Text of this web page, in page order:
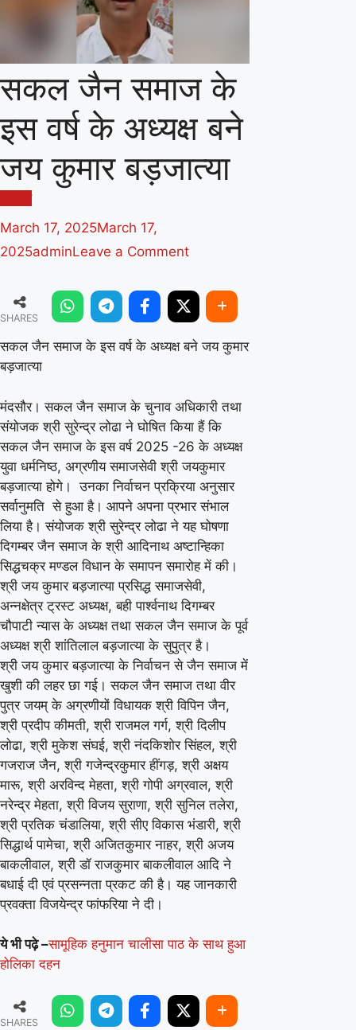
सकल जैन समाज के
इस वर्ष के अध्यक्ष बने
जय कुमार बड़जात्या
March 17, 2025March 17,
2025adminLeave a Commenton
जैन
समाज
के
अध्यक्ष
बने
जय
कुमार
बड़जात्या
SHARES
सकल जैन समाज के इस वर्ष के अध्यक्ष बने जय कुमार
बड़जात्या
मंदसौर। सकल जैन समाज के चुनाव अधिकारी तथा
संयोजक श्री सुरेन्द्र लोढा ने घोषित किया हैं कि
सकल जैन समाज के इस वर्ष 2025 -26 के अध्यक्ष
युवा धर्मनिष्ठ, अग्रणीय समाजसेवी श्री जयकुमार
बड़जात्या होगे। उनका निर्वाचन प्रक्रिया अनुसार
सर्वानुमति से हुआ है। आपने अपना प्रभार संभाल
लिया है। संयोजक श्री सुरेन्द्र लोढा ने यह घोषणा
दिगम्बर जैन समाज के श्री आदिनाथ अष्टान्हिका
सिद्धचक्र मण्डल विधान के समापन समारोह में की।
श्री जय कुमार बड़जात्या प्रसिद्ध समाजसेवी,
अन्नक्षेत्र ट्रस्ट अध्यक्ष, बही पार्श्वनाथ दिगम्बर
चौपाटी न्यास के अध्यक्ष तथा सकल जैन समाज के पूर्व
अध्यक्ष श्री शांतिलाल बड़जात्या के सुपुत्र है।
श्री जय कुमार बड़जात्या के निर्वाचन से जैन समाज में
खुशी की लहर छा गई। सकल जैन समाज तथा वीर
पुत्र जयम् के अग्रणीयों विधायक श्री विपिन जैन,
श्री प्रदीप कीमती, श्री राजमल गर्ग, श्री दिलीप
लोढा, श्री मुकेश संघई, श्री नंदकिशोर सिंहल, श्री
गजराज जैन, श्री गजेन्द्रकुमार हींगड़, श्री अक्षय
मारू, श्री अरविन्द मेहता, श्री गोपी अग्रवाल, श्री
नरेन्द्र मेहता, श्री विजय सुराणा, श्री सुनिल तलेरा,
श्री प्रतिक चंडालिया, श्री सीए विकास भंडारी, श्री
सिद्धार्थ पामेचा, श्री अजितकुमार नाहर, श्री अजय
बाकलीवाल, श्री डॉ राजकुमार बाकलीवाल आदि ने
बधाई दी एवं प्रसन्नता प्रकट की है। यह जानकारी
प्रवक्ता विजयेन्द्र फांफरिया ने दी।
ये भी पढ़े –सामूहिक हनुमान चालीसा पाठ के साथ हुआ
होलिका दहन
SHARES